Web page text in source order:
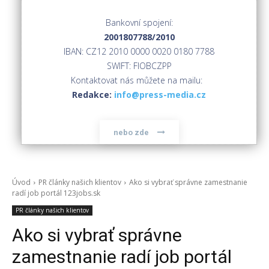
Bankovní spojení:
2001807788/2010
IBAN: CZ12 2010 0000 0020 0180 7788
SWIFT: FIOBCZPP
Kontaktovat nás můžete na mailu:
Redakce: info@press-media.cz
nebo zde